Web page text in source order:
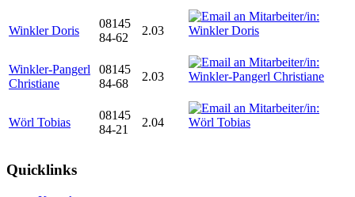
Winkler Doris
08145
84-62
2.03
Winkler-Pangerl
Christiane
08145
84-68
2.03
Wörl Tobias
08145
84-21
2.04
Quicklinks